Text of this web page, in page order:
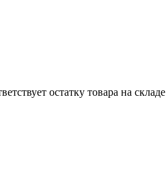
остатку товара на складе